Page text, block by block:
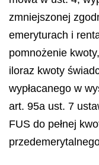
zmniejszonej
emeryturach i
pomnożenie
iloraz kwoty
wypłacanego w
art. 95a ust. 7
FUS do pełnej